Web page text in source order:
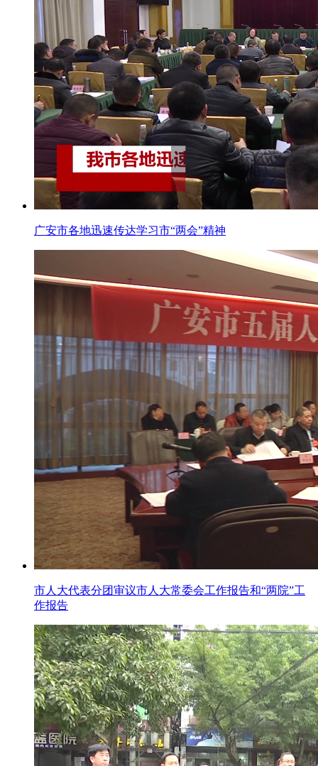
广安市各地迅速传达学习市“两会”精神
市人大代表分团审议市人大常委会工作报告和“两院”工
作报告